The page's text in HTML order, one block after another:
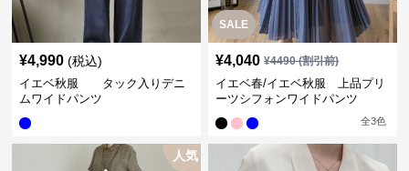
¥4,990 (税込)
イエベ秋服 タック入りデニ
ムワイドパンツ
SALE
¥4,040 ¥4490(割引前)
イエベ春/イエベ秋服 上品プリ
ーツシフォンワイドパンツ
全3色
人気